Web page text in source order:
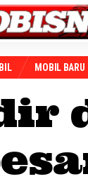
MOBIL BARU